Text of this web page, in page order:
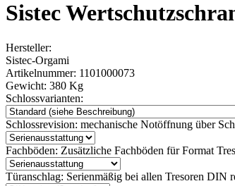
Sistec
Hersteller:
Sistec-Orgami
Artikelnummer: 1101000073
Gewicht: 380 Kg
Schlossvarianten:
Schlossrevision: mechanische Notöffnung über
Fachböden: Zusätzliche Fachböden für Format
Türanschlag: Serienmäßig bei allen Tresoren DIN